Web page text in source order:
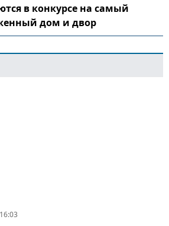
в конкурсе на самый
дом и двор